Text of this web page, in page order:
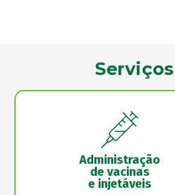
Serviços
Administração
de vacinas
e injetáveis